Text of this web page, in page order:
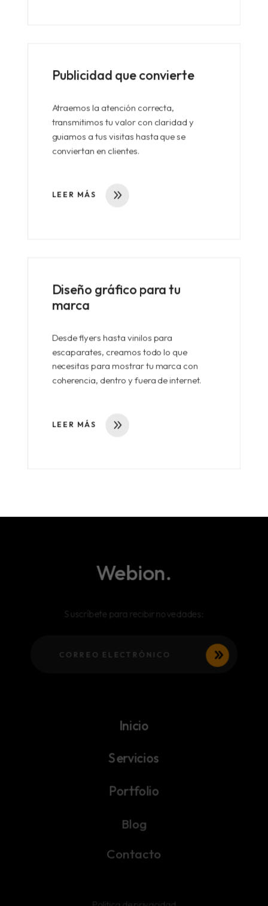
Publicidad que convierte
Atraemos la atención correcta,
transmitimos tu valor con claridad y
guiamos a tus visitas hasta que se
conviertan en clientes.
LEER MÁS
Diseño gráfico para tu
marca
Desde flyers hasta vinilos para
escaparates, creamos todo lo que
necesitas para mostrar tu marca con
coherencia, dentro y fuera de internet.
LEER MÁS
Webion.
Suscríbete para recibir novedades:
Inicio
Servicios
Portfolio
Blog
Contacto